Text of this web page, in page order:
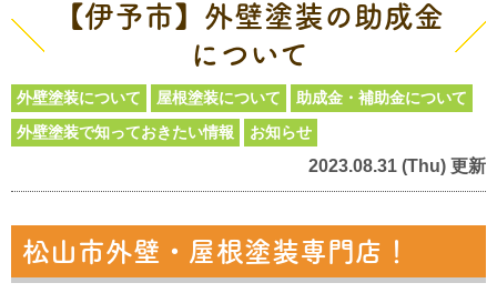
【伊予市】外壁塗装の助成金
について
外壁塗装について 屋根塗装について
助成金・補助金について
外壁塗装で知っておきたい情報
お知らせ
2023.08.31 (Thu) 更新
松山市外壁・屋根塗装専門店！